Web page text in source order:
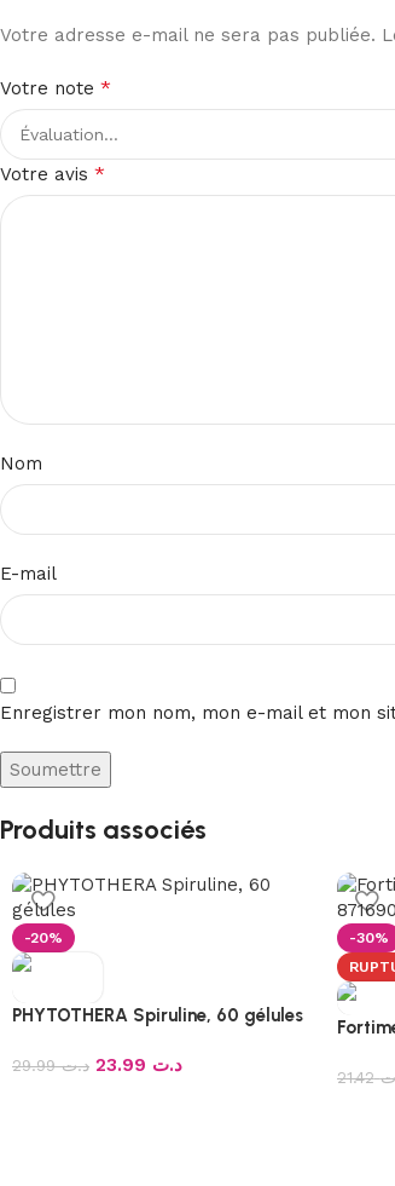
Votre adresse e-mail ne sera pas publiée.
Votre note *
Votre avis *
Nom
E-mail
Enregistrer mon nom, mon e-mail et mon
Produits associés
-20%
PHYTOTHERA Spiruline, 60 gélules
د.ت29.99 د.ت
-30%
21.42